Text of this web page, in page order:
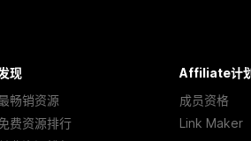
现
畅销资源
费资源排行
Affiliate计
成员资格
Link Maker